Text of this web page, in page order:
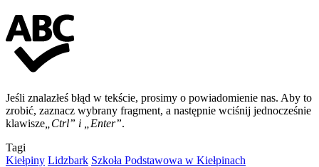
Jeśli znalazłeś błąd w tekście, prosimy o powiadomienie nas. Aby to
zrobić, zaznacz wybrany fragment, a następnie wciśnij jednocześnie
klawisze „Ctrl” i „Enter”.
Tagi
Kiełpiny Lidzbark Szkoła Podstawowa w Kiełpinach